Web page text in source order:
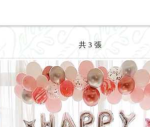
共 3 張